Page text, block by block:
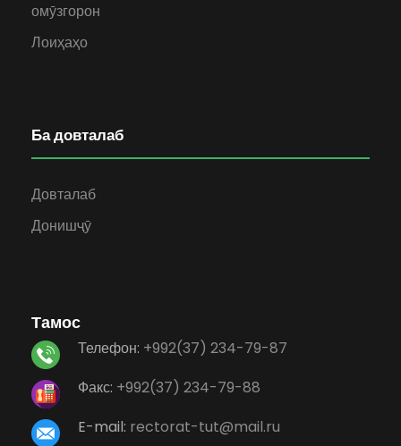
омӯзгорон
Лоиҳаҳо
Ба довталаб
Довталаб
Донишҷӯ
Тамос
Телефон: +992(37) 234-79-87
Факс: +992(37) 234-79-88
E-mail: rectorat-tut@mail.ru